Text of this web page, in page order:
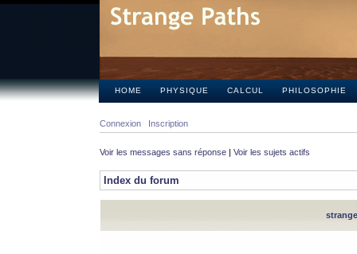
HOME PHYSIQUE CALCUL PHILOSOPHIE
Connexion Inscription
Voir les messages sans réponse | Voir les sujets actifs
Index du forum